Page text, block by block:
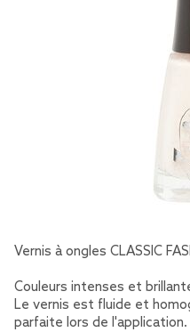
Vernis à ongles CLASSIC
Couleurs intenses et
Le vernis est fluide et
parfaite lors de